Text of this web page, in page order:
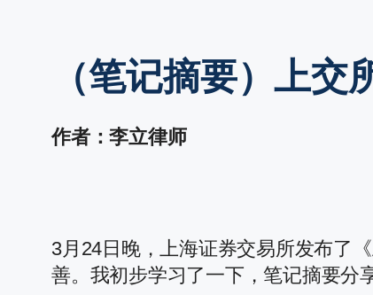
（笔记摘要）上
作者：李立律师
3月24日晚，上海证券交易所发布了
善。我初步学习了一下，笔记摘要分